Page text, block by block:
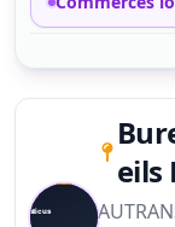
eils